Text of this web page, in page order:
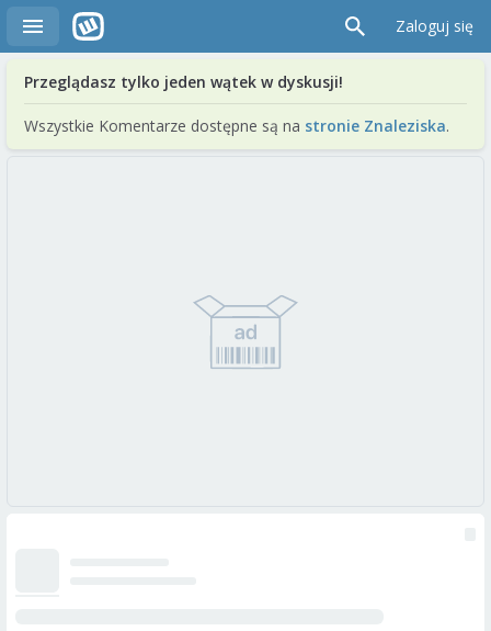
Zaloguj się
Przeglądasz tylko jeden wątek w dyskusji!
Wszystkie Komentarze dostępne są na stronie Znaleziska.